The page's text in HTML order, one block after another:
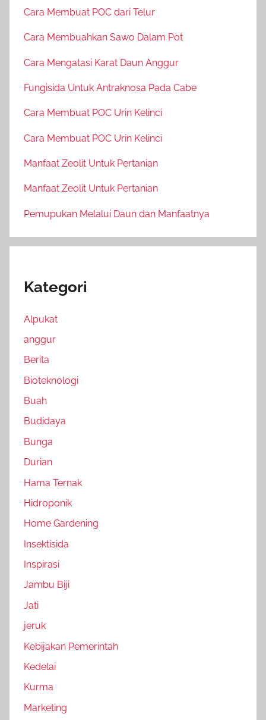
Cara Membuat POC dari Telur
Cara Membuahkan Sawo Dalam Pot
Cara Mengatasi Karat Daun Anggur
Fungisida Untuk Antraknosa Pada Cabe
Cara Membuat POC Urin Kelinci
Cara Membuat POC Urin Kelinci
Manfaat Zeolit Untuk Pertanian
Manfaat Zeolit Untuk Pertanian
Pemupukan Melalui Daun dan Manfaatnya
Kategori
Alpukat
anggur
Berita
Bioteknologi
Buah
Budidaya
Bunga
Durian
Hama Ternak
Hidroponik
Home Gardening
Insektisida
Inspirasi
Jambu Biji
Jati
jeruk
Kebijakan Pemerintah
Kedelai
Kurma
Marketing